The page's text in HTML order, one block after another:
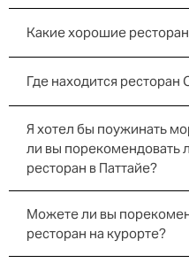
Какие хорошие
Где находится ресторан
Я хотел бы поужинать
ли вы порекомендовать
ресторан в Паттайе?
Можете ли вы
ресторан на курорте?